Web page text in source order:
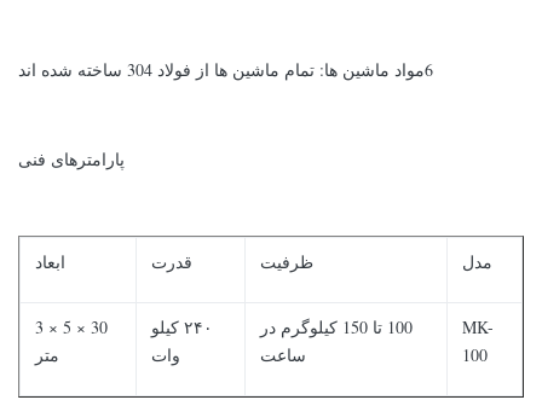
6مواد ماشين ها: تمام ماشين ها از فولاد 304 ساخته شده اند
پارامترهای فنی
مدل ظرفیت قدرت ابعاد
MK-
100
100 تا 150 کیلوگرم در
ساعت
۲۴۰ کیلو
وات
30 × 5 × 3
متر